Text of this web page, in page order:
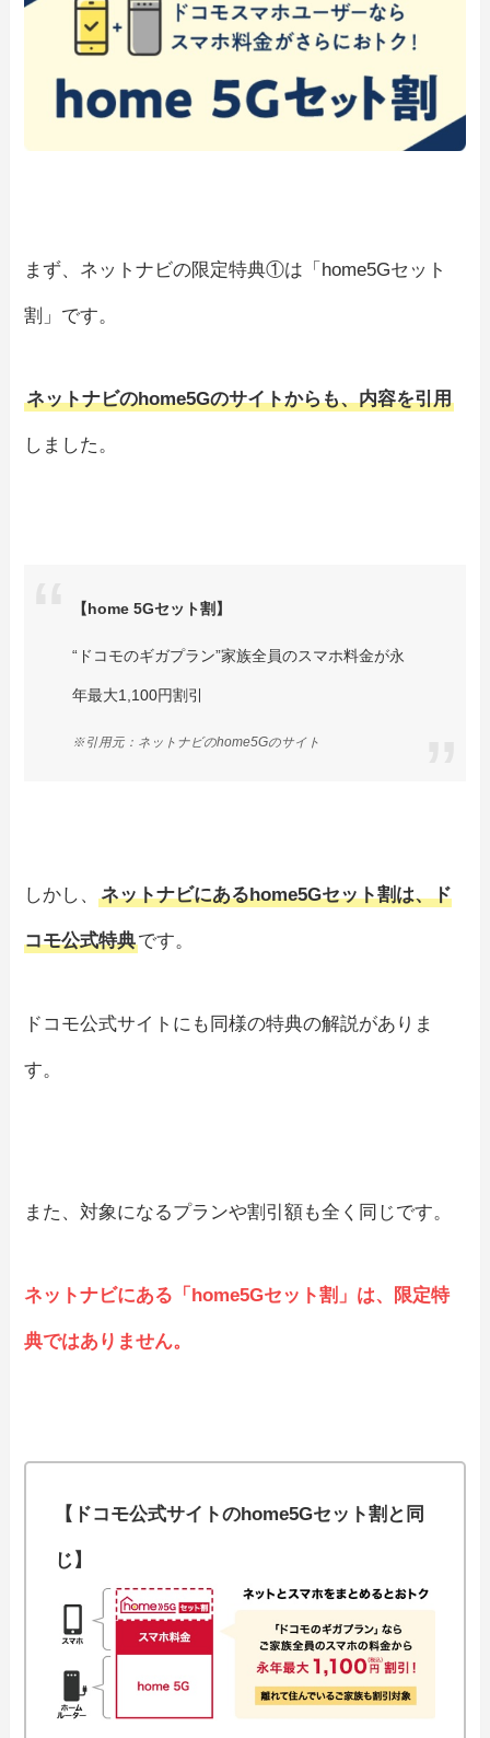
まず、ネットナビの限定特典①は「home5Gセット
割」です。
ネットナビのhome5Gのサイトからも、内容を引用
しました。
【home 5Gセット割】
“ドコモのギガプラン”家族全員のスマホ料金が永
年最大1,100円割引
※引用元：ネットナビのhome5Gのサイト
しかし、ネットナビにあるhome5Gセット割は、ド
コモ公式特典です。
ドコモ公式サイトにも同様の特典の解説がありま
す。
また、対象になるプランや割引額も全く同じです。
ネットナビにある「home5Gセット割」は、限定特
典ではありません。
【ドコモ公式サイトのhome5Gセット割と同
じ】